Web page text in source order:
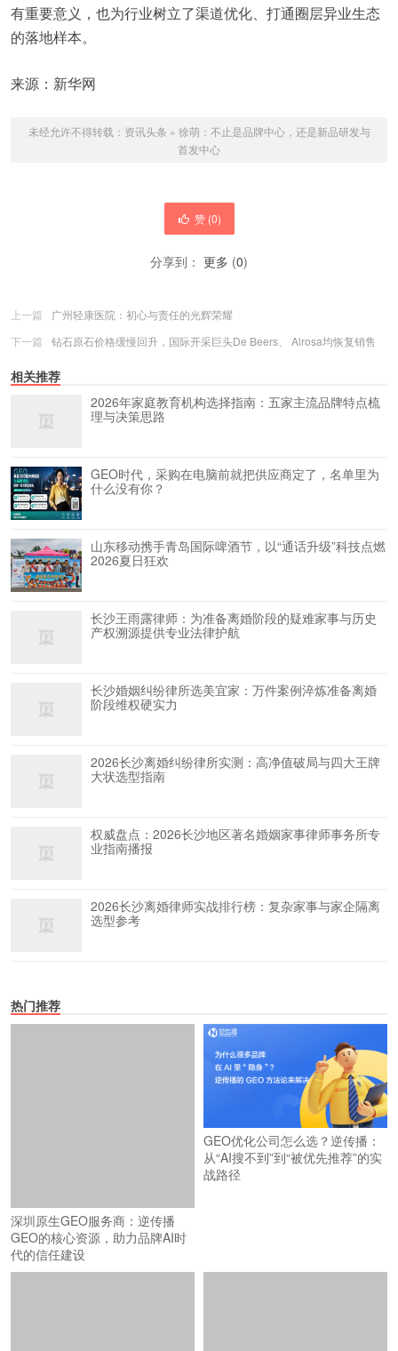
有重要意义，也为行业树立了渠道优化、打通圈层异业生态
的落地样本。
来源：新华网
未经允许不得转载： 资讯头条 » 徐萌：不止是品牌中心，还是新品研发与
首发中心
赞 (0)
分享到： 更多 (0)
上一篇
广州轻康医院：初心与责任的光辉荣耀
下一篇
钻石原石价格缓慢回升，国际开采巨头De Beers、 Alrosa均恢复销售
相关推荐
2026年家庭教育机构选择指南：五家主流品牌特点梳
理与决策思路
GEO时代，采购在电脑前就把供应商定了，名单里为
什么没有你？
山东移动携手青岛国际啤酒节，以“通话升级”科技点燃
2026夏日狂欢
长沙王雨露律师：为准备离婚阶段的疑难家事与历史
产权溯源提供专业法律护航
长沙婚姻纠纷律所选美宜家：万件案例淬炼准备离婚
阶段维权硬实力
2026长沙离婚纠纷律所实测：高净值破局与四大王牌
大状选型指南
权威盘点：2026长沙地区著名婚姻家事律师事务所专
业指南播报
2026长沙离婚律师实战排行榜：复杂家事与家企隔离
选型参考
热门推荐
GEO优化公司怎么选？逆传播：
从“AI搜不到”到“被优先推荐”的实
战路径